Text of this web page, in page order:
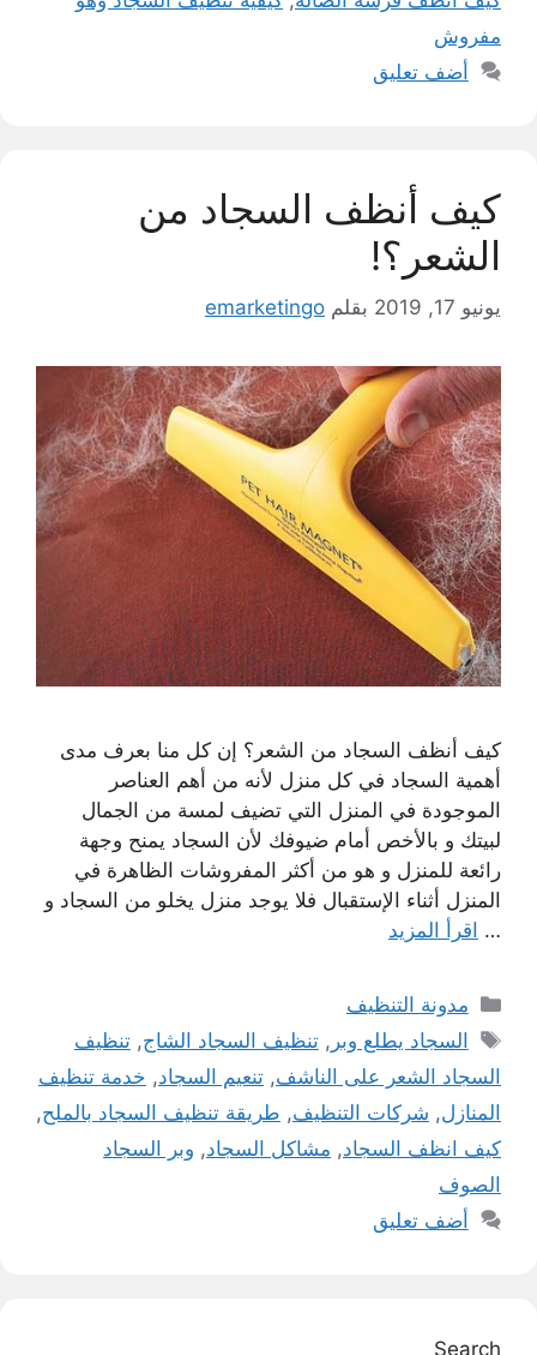
مفروش
أضف تعليق
كيف أنظف السجاد من
الشعر؟!
يونيو 17, 2019 بقلم emarketingo
كيف أنظف السجاد من الشعر؟ إن كل منا بعرف مدى
أهمية السجاد في كل منزل لأنه من أهم العناصر
الموجودة في المنزل التي تضيف لمسة من الجمال
لبيتك و بالأخص أمام ضيوفك لأن السجاد يمنح وجهة
رائعة للمنزل و هو من أكثر المفروشات الظاهرة في
المنزل أثناء الإستقبال فلا يوجد منزل يخلو من السجاد و
… اقرأ المزيد
التصنيفات
مدونة التنظيف
الوسوم
السجاد يطلع وبر ,تنظيف السجاد الشاج,تنظيف
السجاد الشعر على الناشف, تنعيم السجاد, خدمة تنظيف
المنازل, شركات التنظيف, طريقة تنظيف السجاد بالملح,
كيف انظف السجاد, مشاكل السجاد, وبر السجاد
الصوف
أضف تعليق
Search